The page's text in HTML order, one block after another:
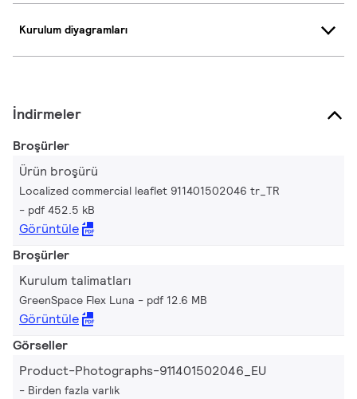
Kurulum diyagramları
İndirmeler
Broşürler
Ürün broşürü
Localized commercial leaflet 911401502046 tr_TR
pdf 452.5 kB
Görüntüle
Broşürler
Kurulum talimatları
GreenSpace Flex Luna pdf 12.6 MB
Görüntüle
Görseller
Product-Photographs-911401502046_EU
Birden fazla varlık